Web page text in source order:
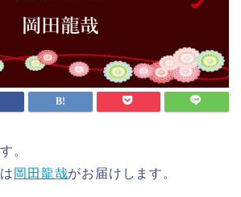
。
岡田龍哉がお届けします。